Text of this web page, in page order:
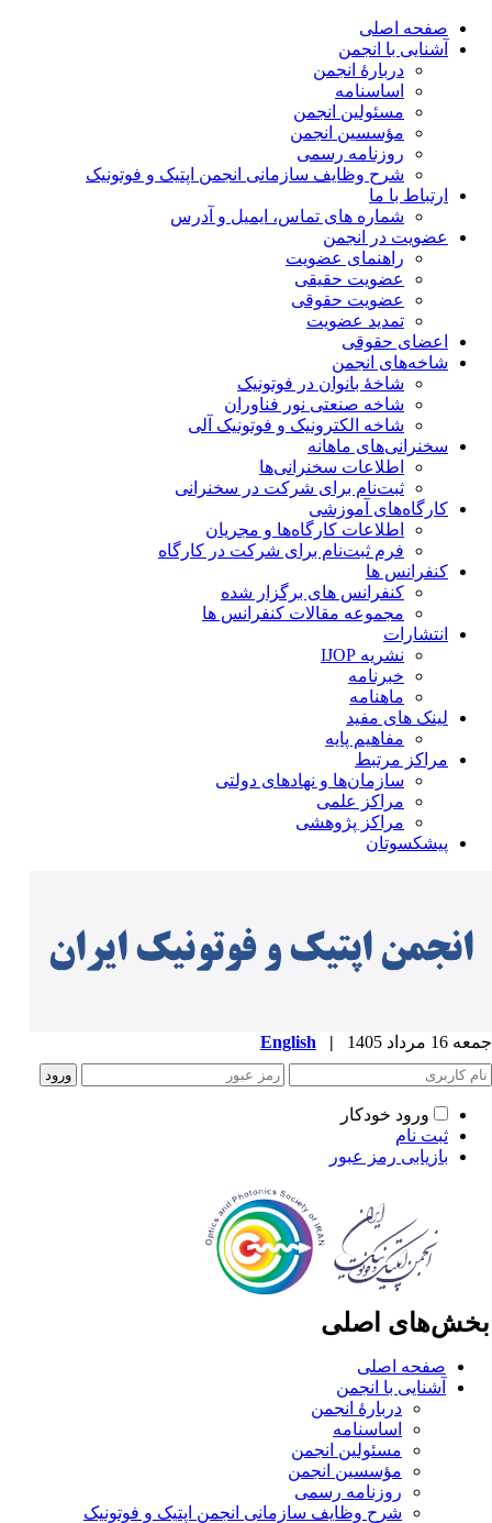
صفحه اصلی
آشنایی با انجمن
دربارۀ انجمن
اساسنامه
مسئولین انجمن
مؤسسین انجمن
روزنامه رسمی
شرح وظایف سازمانی انجمن اپتیک و فوتونیک
ارتباط با ما
شماره های تماس، ایمیل و آدرس
عضویت در انجمن
راهنمای عضویت
عضویت حقیقی
عضویت حقوقی
تمدید عضویت
اعضای حقوقی
شاخه‌های انجمن
شاخۀ بانوان در فوتونیک
شاخه صنعتی نور فناوران
شاخه‌ الکترونیک و فوتونیک آلی
سخنرانی‌های ماهانه
اطلاعات سخنرانی‌‌ها
ثبت‌نام برای شرکت در سخنرانی
کارگاه‌های آموزشی
اطلاعات کارگاه‌ها و مجریان
فرم ثبت‌نام برای شرکت در کارگاه
کنفرانس ها
کنفرانس های برگزار شده
مجموعه مقالات کنفرانس ها
انتشارات
نشریه IJOP
خبرنامه
ماهنامه
لینک های مفید
مفاهیم پایه
مراکز مرتبط
سازمان‌ها و نهادهای دولتی
مراکز علمی
مراکز پژوهشی
پیشکسوتان
مرداد 1405 |
English
ورود خودکار
ثبت نام
بازیابی رمز عبور
اصلی
صفحه اصلی
آشنایی با انجمن
دربارۀ انجمن
اساسنامه
مسئولین انجمن
مؤسسین انجمن
روزنامه رسمی
شرح وظایف سازمانی انجمن اپتیک و فوتونیک